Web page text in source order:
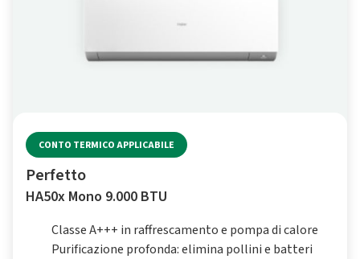
CONTO TERMICO APPLICABILE
Perfetto
HA50x Mono 9.000 BTU
Classe A+++ in raffrescamento e pompa di calore
Purificazione profonda: elimina pollini e batteri